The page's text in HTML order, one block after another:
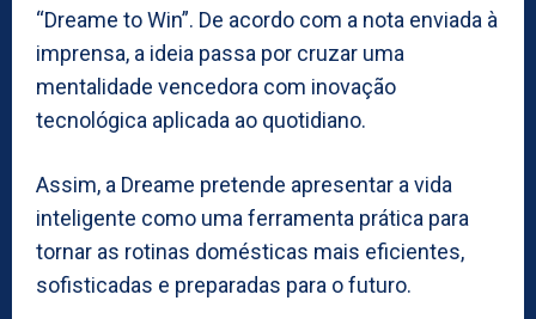
“Dreame to Win”. De acordo com a nota enviada à
imprensa, a ideia passa por cruzar uma
mentalidade vencedora com inovação
tecnológica aplicada ao quotidiano.
Assim, a Dreame pretende apresentar a vida
inteligente como uma ferramenta prática para
tornar as rotinas domésticas mais eficientes,
sofisticadas e preparadas para o futuro.